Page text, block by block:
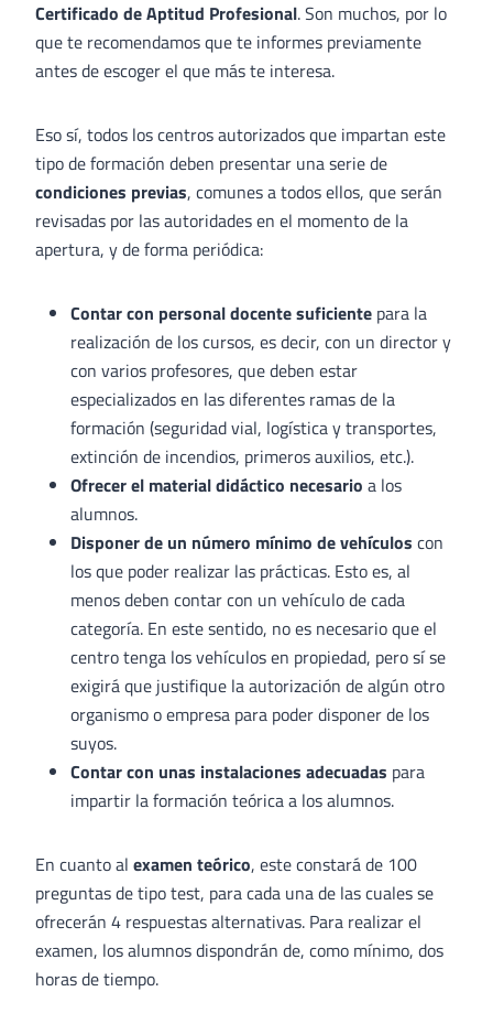
Certificado de Aptitud Profesional. Son muchos, por lo
que te recomendamos que te informes previamente
antes de escoger el que más te interesa.
Eso sí, todos los centros autorizados que impartan este
tipo de formación deben presentar una serie de
condiciones previas, comunes a todos ellos, que serán
revisadas por las autoridades en el momento de la
apertura, y de forma periódica:
Contar con personal docente suficiente para la
realización de los cursos, es decir, con un director y
con varios profesores, que deben estar
especializados en las diferentes ramas de la
formación (seguridad vial, logística y transportes,
extinción de incendios, primeros auxilios, etc.).
Ofrecer el material didáctico necesario a los
alumnos.
Disponer de un número mínimo de vehículos con
los que poder realizar las prácticas. Esto es, al
menos deben contar con un vehículo de cada
categoría. En este sentido, no es necesario que el
centro tenga los vehículos en propiedad, pero sí se
exigirá que justifique la autorización de algún otro
organismo o empresa para poder disponer de los
suyos.
Contar con unas instalaciones adecuadas para
impartir la formación teórica a los alumnos.
En cuanto al examen teórico, este constará de 100
preguntas de tipo test, para cada una de las cuales se
ofrecerán 4 respuestas alternativas. Para realizar el
examen, los alumnos dispondrán de, como mínimo, dos
horas de tiempo.